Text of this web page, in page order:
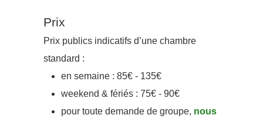
Prix
Prix publics indicatifs d’une chambre
standard :
en semaine : 85€ - 135€
weekend & fériés : 75€ - 90€
pour toute demande de groupe, nous